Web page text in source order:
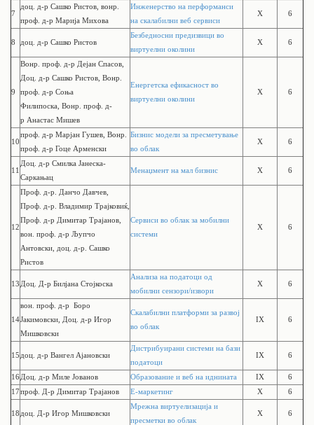
7
доц. д-р Сашко Ристов, вонр.
проф. д-р Марија Михова
Инженерство на перформанси
на скалабилни веб сервиси
X 6
8 доц. д-р Сашко Ристов
Безбедносни предизвици во
виртуелни околини
X 6
9
Вонр. проф. д-р Дејан Спасов,
Доц. д-р Сашко Ристов, Вонр.
проф. д-р Соња
Филипоска, Вонр. проф. д-
р Анастас Мишев
Енергетска ефикасност во
виртуелни околини
X 6
10
проф. д-р Марјан Гушев, Вонр.
проф. д-р Гоце Арменски
Бизнис модели за пресметување
во облак
X 6
11
Доц. д-р Смилка Јанеска-
Саркањац
Менаџмент на мал бизнис X 6
12
Проф. д-р. Данчо Давчев,
Проф. д-р. Владимир Трајковиќ,
Проф. д-р Димитар Трајанов,
вон. проф. д-р Љупчо
Антовски, доц. д-р. Сашко
Ристов
Сервиси во облак за мобилни
системи
X 6
13 Доц. Д-р Билјана Стојкоска
Анализа на податоци од
мобилни сензори/извори
X 6
14
вон. проф. д-р
Боро
Јакимовски, Доц. д-р Игор
Мишковски
Скалабилни платформи за развој
во облак
IX 6
15 доц. д-р Вангел Ајановски
Дистрибуирани системи на бази
податоци
IX 6
16Доц. д-р Миле Јованов Образование и веб на иднината IX
6
17проф. Д-р Димитар Трајанов Е-маркетинг X 6
18 доц. Д-р Игор Мишковски
Мрежна виртуелизација и
пресметки во облак
X 6